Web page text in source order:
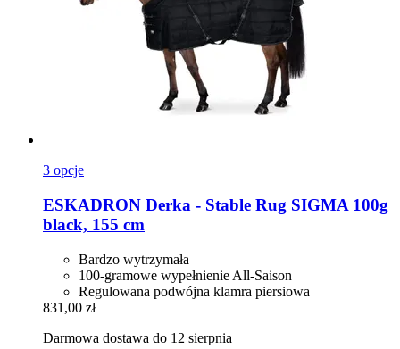
3 opcje
ESKADRON Derka -​ Stable Rug SIGMA 100g
black, 155 cm
Bardzo wytrzymała
100-gramowe wypełnienie All-Saison
Regulowana podwójna klamra piersiowa
831,00 zł
Darmowa dostawa do 12 sierpnia